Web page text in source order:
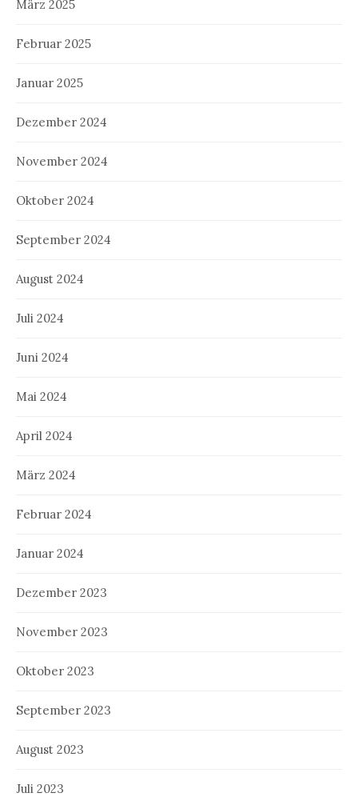
März 2025
Februar 2025
Januar 2025
Dezember 2024
November 2024
Oktober 2024
September 2024
August 2024
Juli 2024
Juni 2024
Mai 2024
April 2024
März 2024
Februar 2024
Januar 2024
Dezember 2023
November 2023
Oktober 2023
September 2023
August 2023
Juli 2023